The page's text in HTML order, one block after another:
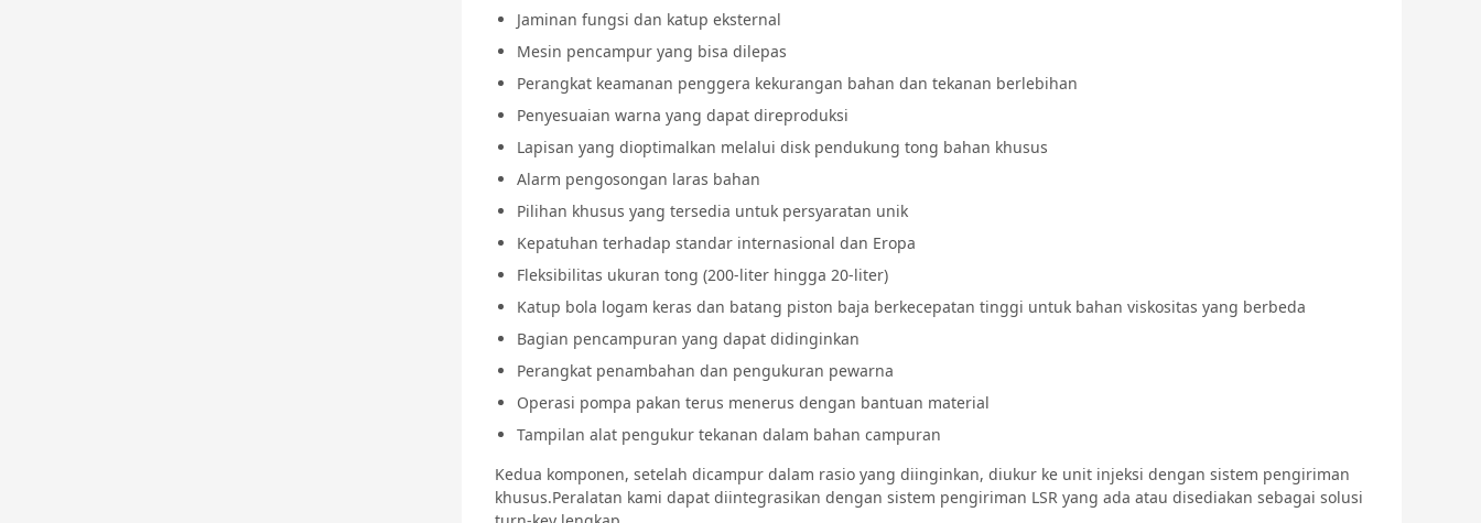
Jaminan fungsi dan katup eksternal
Mesin pencampur yang bisa dilepas
Perangkat keamanan penggera kekurangan bahan dan tekanan berlebihan
Penyesuaian warna yang dapat direproduksi
Lapisan yang dioptimalkan melalui disk pendukung tong bahan khusus
Alarm pengosongan laras bahan
Pilihan khusus yang tersedia untuk persyaratan unik
Kepatuhan terhadap standar internasional dan Eropa
Fleksibilitas ukuran tong (200-liter hingga 20-liter)
Katup bola logam keras dan batang piston baja berkecepatan tinggi untuk bahan viskositas yang berbeda
Bagian pencampuran yang dapat didinginkan
Perangkat penambahan dan pengukuran pewarna
Operasi pompa pakan terus menerus dengan bantuan material
Tampilan alat pengukur tekanan dalam bahan campuran
Kedua komponen, setelah dicampur dalam rasio yang diinginkan, diukur ke unit injeksi dengan sistem pengiriman
khusus.Peralatan kami dapat diintegrasikan dengan sistem pengiriman LSR yang ada atau disediakan sebagai solusi